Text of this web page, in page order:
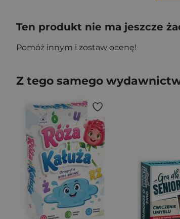
Ten produkt nie ma jeszcze
Pomóż innym i zostaw ocenę!
Z tego samego